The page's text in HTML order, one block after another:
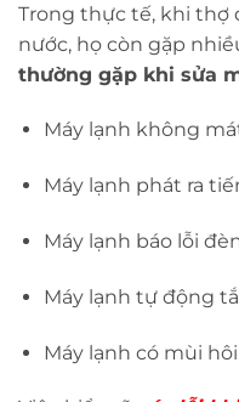
Trong thực tế, khi thợ
nước, họ còn gặp
thường gặp khi sửa
Máy lạnh không
Máy lạnh phát ra
Máy lạnh báo lỗi
Máy lạnh tự động
Máy lạnh có mùi